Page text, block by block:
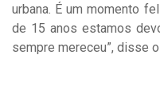
urbana. É um momento
de 15 anos estamos
sempre mereceu”, disse